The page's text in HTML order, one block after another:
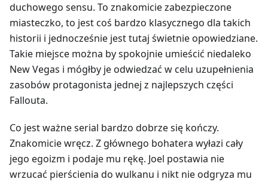
duchowego sensu. To znakomicie zabezpieczone
miasteczko, to jest coś bardzo klasycznego dla takich
historii i jednocześnie jest tutaj świetnie opowiedziane.
Takie miejsce można by spokojnie umieścić niedaleko
New Vegas i mógłby je odwiedzać w celu uzupełnienia
zasobów protagonista jednej z najlepszych części
Fallouta.
Co jest ważne serial bardzo dobrze się kończy.
Znakomicie wręcz. Z głównego bohatera wyłazi cały
jego egoizm i podaje mu rękę. Joel postawia nie
wrzucać pierścienia do wulkanu i nikt nie odgryza mu